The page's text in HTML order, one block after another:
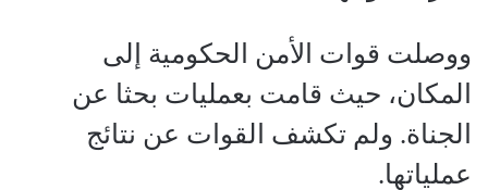
ووصلت قوات الأمن الحكومية إلى
المكان، حيث قامت بعمليات بحثا عن
الجناة. ولم تكشف القوات عن نتائج
عملياتها.